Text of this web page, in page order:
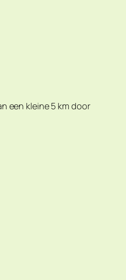
een kleine 5 km door